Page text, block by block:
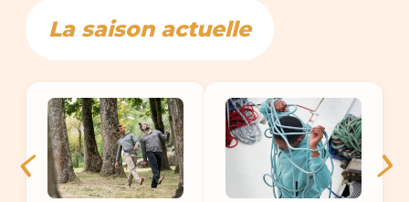
La saison actuelle